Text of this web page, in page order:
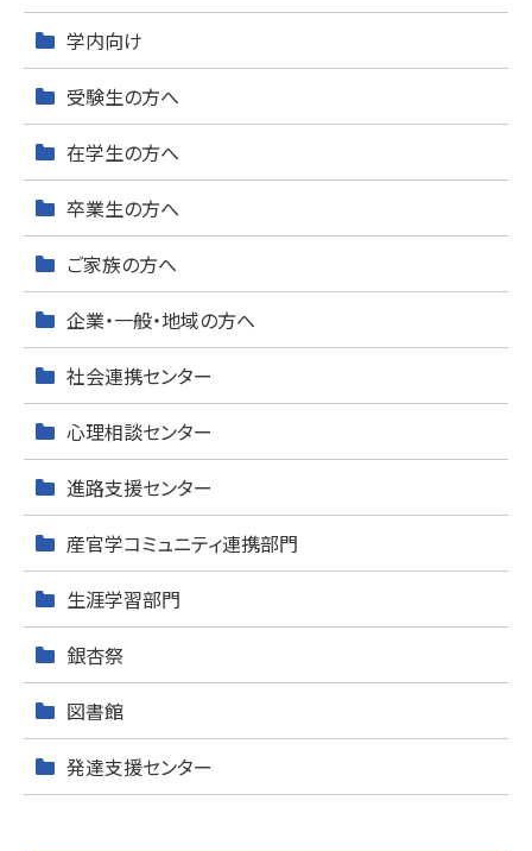
学内向け
受験生の方へ
在学生の方へ
卒業生の方へ
ご家族の方へ
企業・一般・地域の方へ
社会連携センター
心理相談センター
進路支援センター
産官学コミュニティ連携部門
生涯学習部門
銀杏祭
図書館
発達支援センター